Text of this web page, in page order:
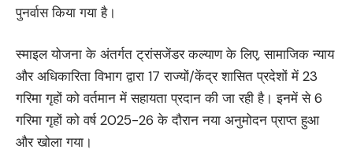
पुनर्वास किया गया है।
स्माइल योजना के अंतर्गत ट्रांसजेंडर कल्याण के लिए, सामाजिक न्याय
और अधिकारिता विभाग द्वारा 17 राज्यों/केंद्र शासित प्रदेशों में 23
गरिमा गृहों को वर्तमान में सहायता प्रदान की जा रही है। इनमें से 6
गरिमा गृहों को वर्ष 2025-26 के दौरान नया अनुमोदन प्राप्त हुआ
और खोला गया।